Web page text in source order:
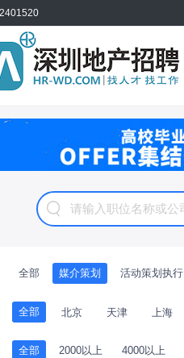
全部 媒介策划 活动策划执行
全部 北京 天津 上海
全部 2000以上 4000以上